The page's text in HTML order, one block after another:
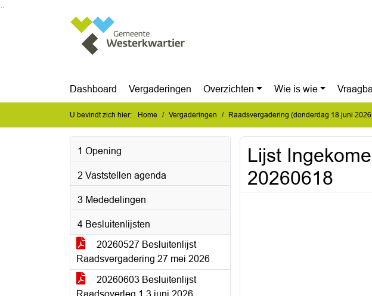
Dashboard Vergaderingen Overzichten Wie is wie
U bevindt zich hier: Home Vergaderingen Raadsvergadering (donderdag 18 juni
1 Opening
2 Vaststellen agenda
3 Mededelingen
4 Besluitenlijsten
20260527 Besluitenlijst
Raadsvergadering 27 mei 2026
20260603 Besluitenlijst
Raadsoverleg 1 3 juni 2026
Lijst
20260618